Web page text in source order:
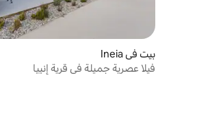
بيت في Ineia
فيلا عصرية جميلة في قرية إنييا